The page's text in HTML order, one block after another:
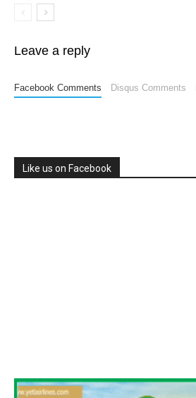
Leave a reply
Facebook Comments Disqus Comments
Like us on Facebook